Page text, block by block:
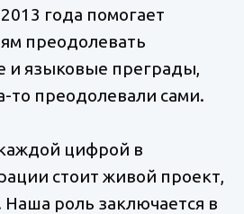
года помогает
преодолевать
и языковые преграды,
то преодолевали сами.
цифрой в
стоит живой проект,
роль заключается в